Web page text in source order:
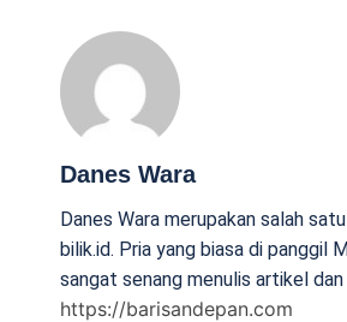
Danes Wara
Danes Wara merupakan salah
bilik.id. Pria yang biasa di panggil
sangat senang menulis artikel
https://barisandepan.com